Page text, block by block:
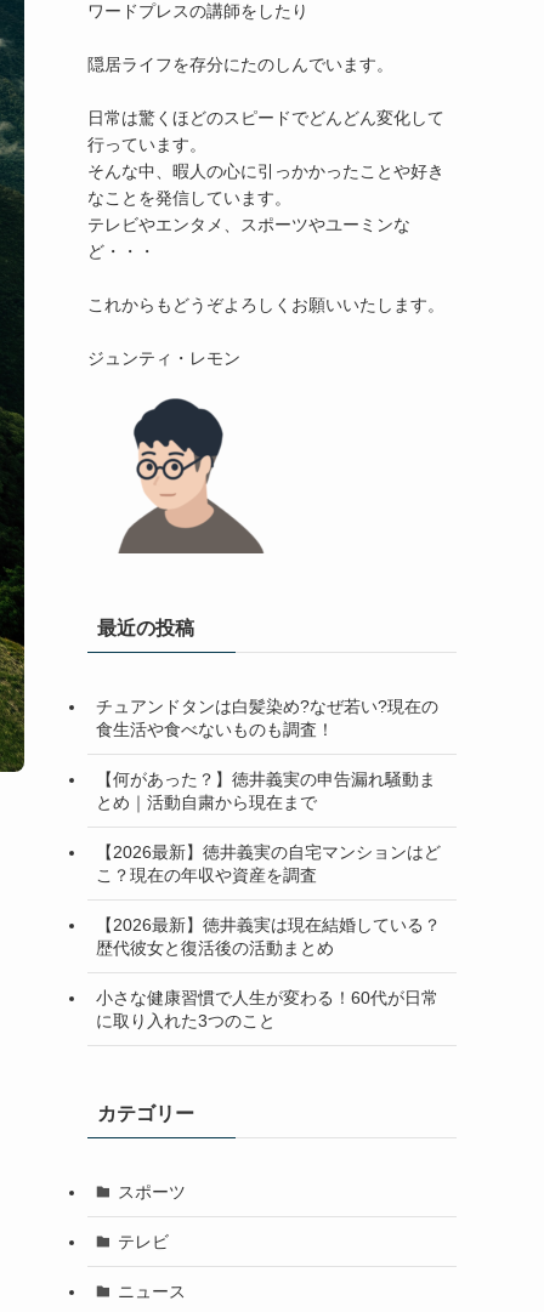
ワードプレスの講師をしたり
隠居ライフを存分にたのしんでいます。
日常は驚くほどのスピードでどんどん変化して
行っています。
そんな中、暇人の心に引っかかったことや好き
なことを発信しています。
テレビやエンタメ、スポーツやユーミンな
ど・・・
これからもどうぞよろしくお願いいたします。
最近の投稿
チュアンドタンは白髪染め?なぜ若い?現在の
食生活や食べないものも調査！
【何があった？】徳井義実の申告漏れ騒動ま
とめ｜活動自粛から現在まで
【2026最新】徳井義実の自宅マンションはど
こ？現在の年収や資産を調査
【2026最新】徳井義実は現在結婚している？
歴代彼女と復活後の活動まとめ
小さな健康習慣で人生が変わる！60代が日常
に取り入れた3つのこと
カテゴリー
スポーツ
テレビ
ニュース